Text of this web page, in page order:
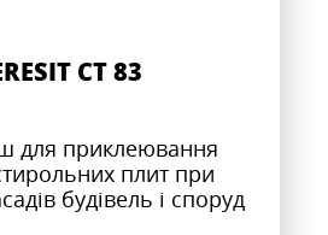
CT 83
для приклеювання
плит при
будівель і споруд